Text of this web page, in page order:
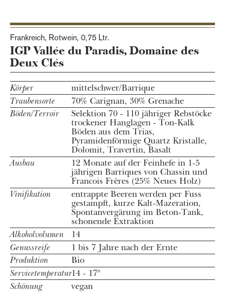
Frankreich, Rotwein, 0,75 Ltr.
IGP Vallée du Paradis, Domaine des
Deux Clés
Körper
mittelschwer/Barrique
Traubensorte
70% Carignan, 30% Grenache
Böden/Terroir
Selektion 70 - 110 jähriger Rebstöcke
trockener Hanglagen - Ton-Kalk
Böden aus dem Trias,
Pyramidenförmige Quartz Kristalle,
Dolomit, Travertin, Basalt
Ausbau
12 Monate auf der Feinhefe in 1-5
jährigen Barriques von Chassin und
Francois Frères (25% Neues Holz)
Vinifikation
entrappte Beeren werden per Fuss
gestampft, kurze Kalt-Mazeration,
Spontanvergärung im Beton-Tank,
schonende Extraktion
Alkoholvolumen
14
Genussreife
1 bis 7 Jahre nach der Ernte
Produktion
Bio
Servicetemperatur14 - 17°
Schönung
vegan